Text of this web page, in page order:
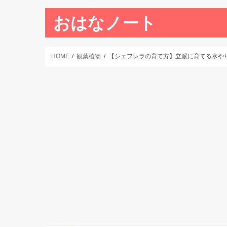
おはなノート
HOME 観葉植物 【シェフレラの育て方】立派に育てる水や